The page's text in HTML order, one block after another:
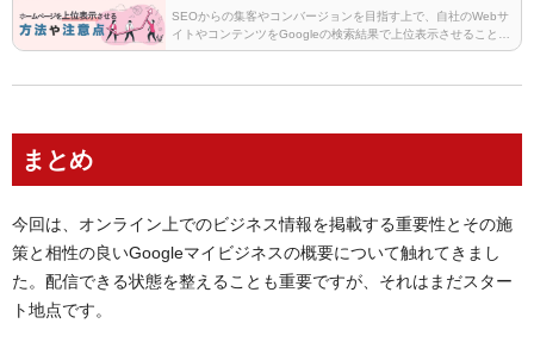
SEOからの集客やコンバージョンを目指す上で、自社のWebサ
イトやコンテンツをGoogleの検索結果で上位表示させることは
重要です。しかし最近は、闇雲にコンテンツを充実させるだけ
まとめ
今回は、オンライン上でのビジネス情報を掲載する重要性とその施
策と相性の良いGoogleマイビジネスの概要について触れてきまし
た。配信できる状態を整えることも重要ですが、それはまだスター
ト地点です。